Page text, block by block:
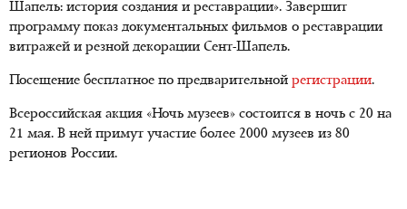
Шапель: история создания и реставрации». Завершит
программу показ документальных фильмов о реставрации
витражей и резной декорации Сент-Шапель.
Посещение бесплатное по предварительной регистрации.
Всероссийская акция «Ночь музеев» состоится в ночь с 20 на
21 мая. В ней примут участие более 2000 музеев из 80
регионов России.